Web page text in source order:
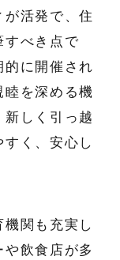
活発で、住
べき点で
に開催され
を深める機
しく引っ越
く、安心し
関も充実し
飲食店が多